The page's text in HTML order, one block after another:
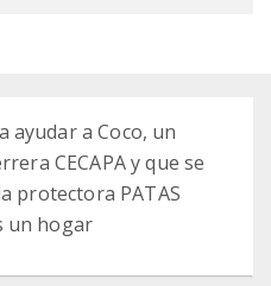
ayudar a Coco, un
CECAPA y que se
protectora PATAS
un hogar